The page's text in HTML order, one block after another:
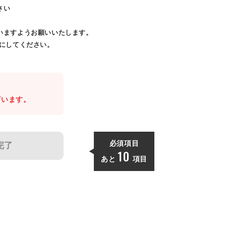
い
すようお願いいたします。
してください。
ます。
了 必須項目
あと 10 項目